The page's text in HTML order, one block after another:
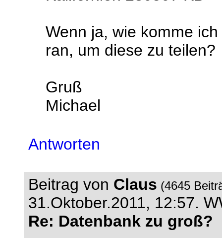
Wenn ja, wie komme
ran, um diese zu teilen?
Gruß
Michael
Antworten
Beitrag von Claus (4645
31.Oktober.2011, 12:57.
Re: Datenbank zu groß?